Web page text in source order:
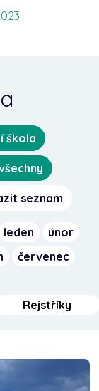
škola
seznam
leden
únor
červenec
Rejstříky